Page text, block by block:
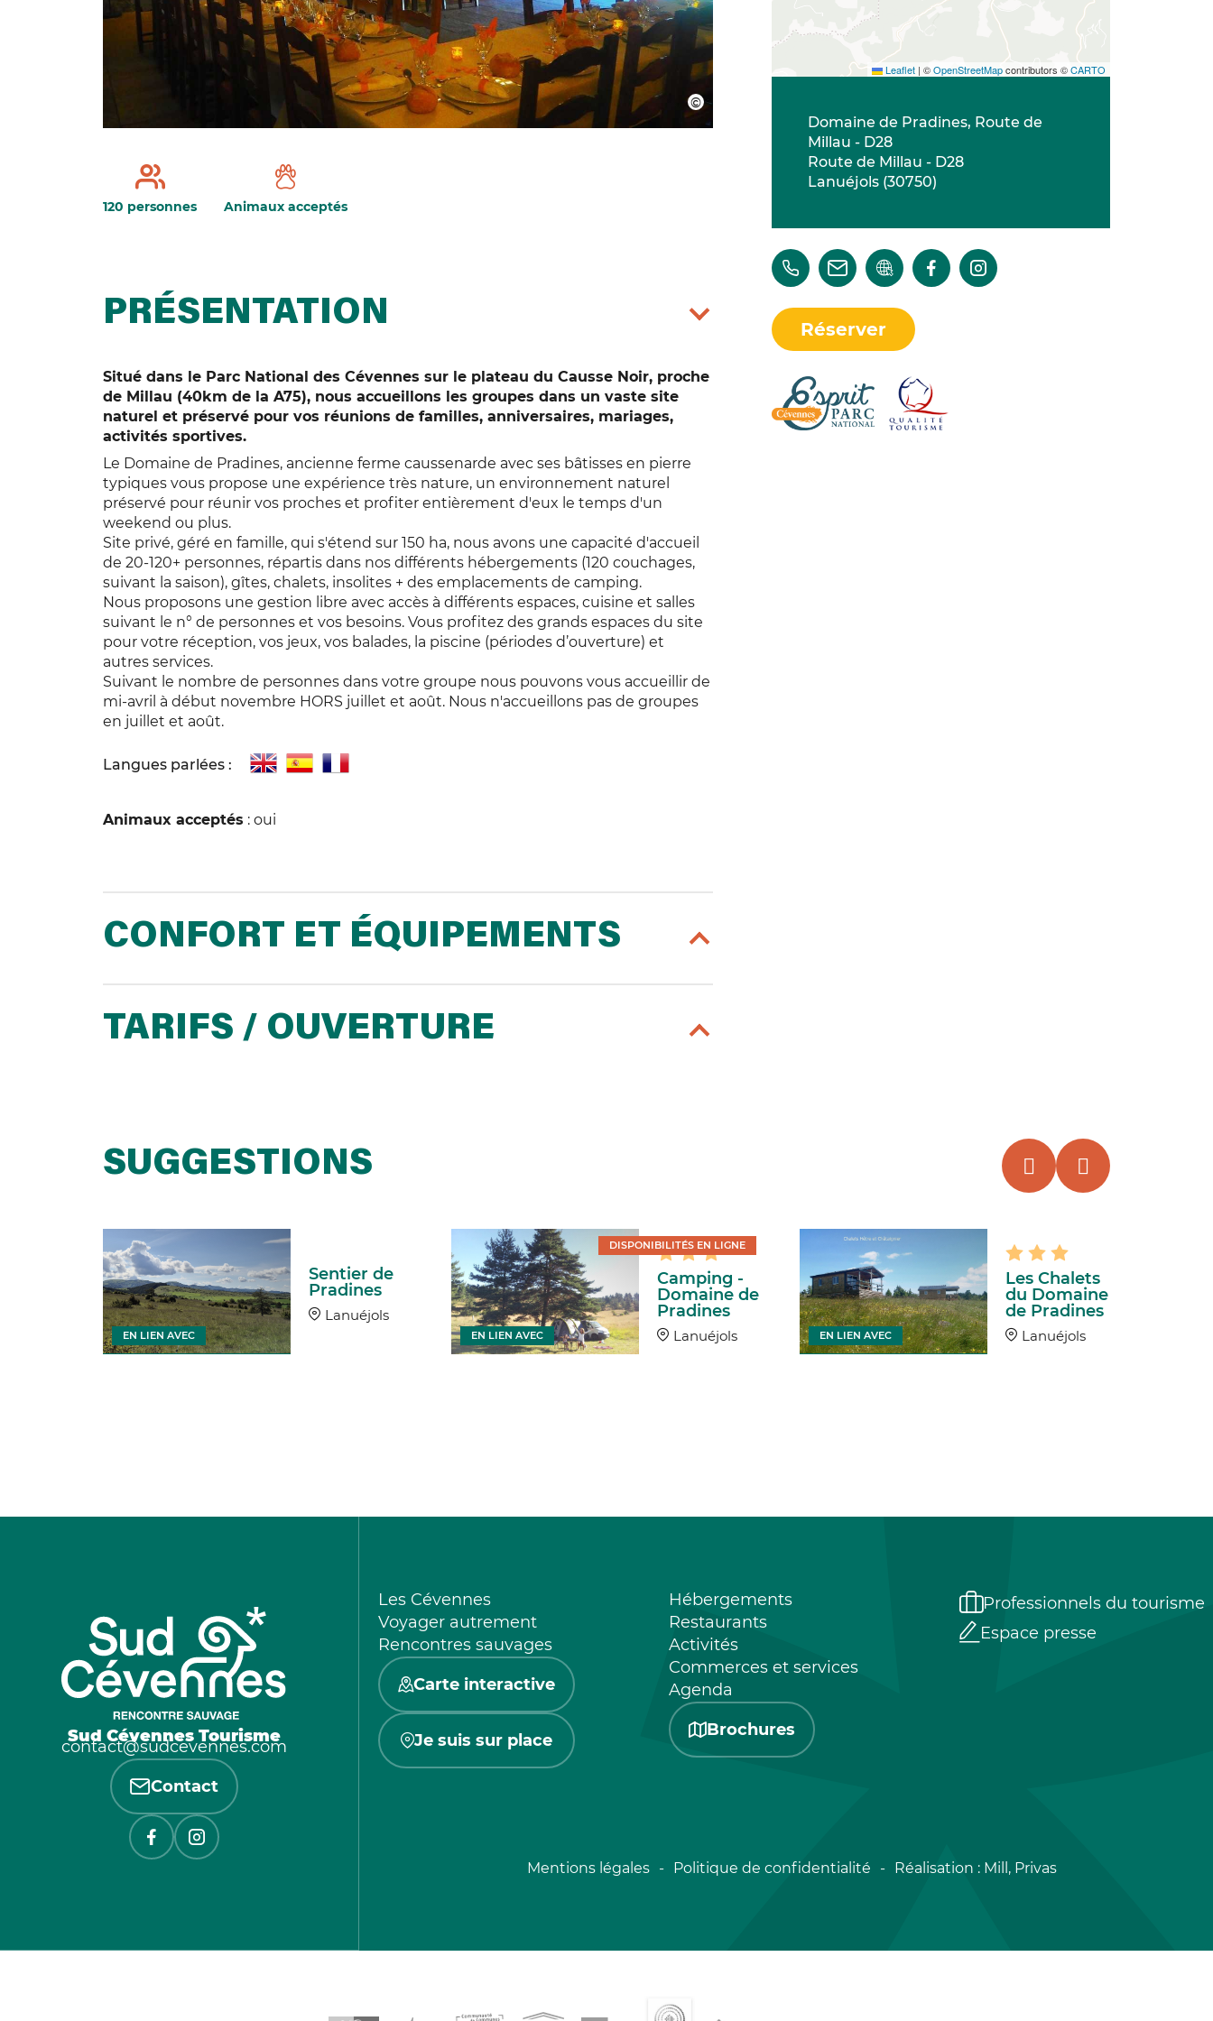
120 personnes Animaux acceptés
PRÉSENTATION
Situé dans le Parc National des Cévennes sur le plateau du Causse Noir, proche
de Millau (40km de la A75), nous accueillons les groupes dans un vaste site
naturel et préservé pour vos réunions de familles, anniversaires, mariages,
activités sportives.
Le Domaine de Pradines, ancienne ferme caussenarde avec ses bâtisses en pierre
typiques vous propose une expérience très nature, un environnement naturel
préservé pour réunir vos proches et profiter entièrement d'eux le temps d'un
weekend ou plus.
Site privé, géré en famille, qui s'étend sur 150 ha, nous avons une capacité d'accueil
de 20-120+ personnes, répartis dans nos différents hébergements (120 couchages,
suivant la saison), gîtes, chalets, insolites + des emplacements de camping.
Nous proposons une gestion libre avec accès à différents espaces, cuisine et salles
suivant le n° de personnes et vos besoins. Vous profitez des grands espaces du site
pour votre réception, vos jeux, vos balades, la piscine (périodes d’ouverture) et
autres services.
Suivant le nombre de personnes dans votre groupe nous pouvons vous accueillir de
mi-avril à début novembre HORS juillet et août. Nous n'accueillons pas de groupes
en juillet et août.
Langues parlées :
Animaux acceptés : oui
CONFORT ET ÉQUIPEMENTS
TARIFS / OUVERTURE
Leaflet | ©OpenStreetMapcontributors ©CARTO
Domaine de Pradines, Route de
Millau - D28
Route de Millau - D28
Lanuéjols (30750)
Réserver
SUGGESTIONS
Sentier de
Pradines
Lanuéjols
EN LIEN AVEC
Camping -
Domaine de
Pradines
Lanuéjols
DISPONIBILITÉS EN LIGNE
EN LIEN AVEC
Les Chalets
du Domaine
de Pradines
Lanuéjols
EN LIEN AVEC
Sud Cévennes Tourisme
contact@sudcevennes.com
Contact
Les Cévennes
Voyager autrement
Rencontres sauvages
Carte interactive
Je suis sur place
Hébergements
Restaurants
Activités
Commerces et services
Agenda
Brochures
Professionnels du tourisme
Espace presse
Mentions légales Politique de confidentialité Réalisation : Mill, Privas